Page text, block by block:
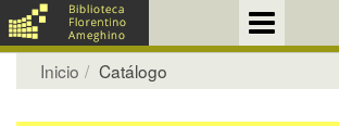
Inicio Catálogo